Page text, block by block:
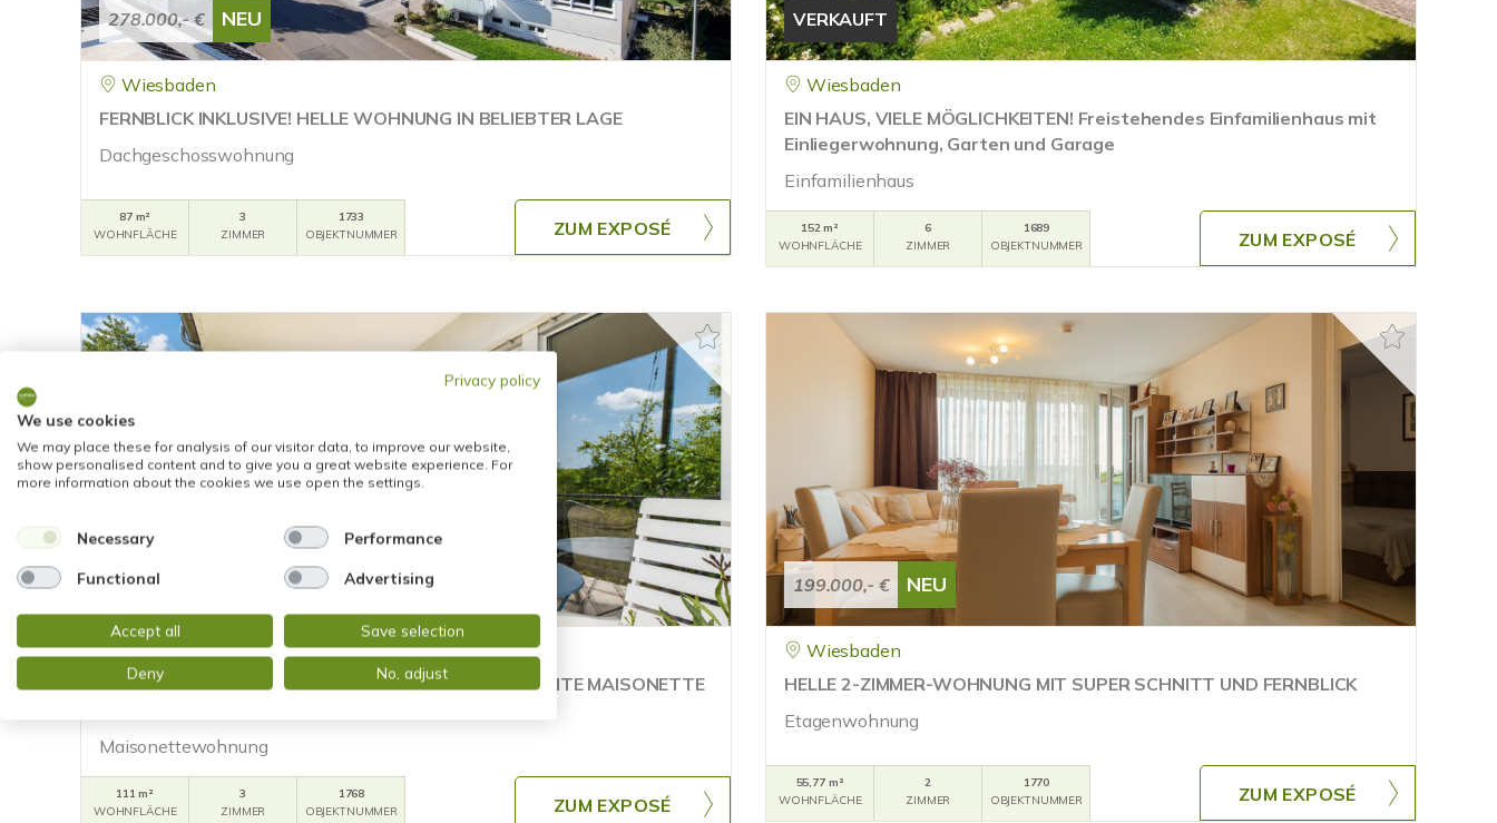
278.000,- € NEU
Wiesbaden
FERNBLICK INKLUSIVE! HELLE WOHNUNG IN BELIEBTER LAGE
Dachgeschosswohnung
87 m²
WOHNFLÄCHE
3
ZIMMER
1733
OBJEKTNUMMER
ZUM EXPOSÉ
VERKAUFT
Wiesbaden
EIN HAUS, VIELE MÖGLICHKEITEN! Freistehendes Einfamilienhaus mit
Einliegerwohnung, Garten und Garage
Einfamilienhaus
152 m²
WOHNFLÄCHE
6
ZIMMER
1689
OBJEKTNUMMER
ZUM EXPOSÉ
475.000,- €
Wiesbaden
RUHIGES WOHNEN MIT BLICK INS GRÜNE - CHARMANTE MAISONETTE
Maisonettewohnung
111 m²
WOHNFLÄCHE
3
ZIMMER
1768
OBJEKTNUMMER
ZUM EXPOSÉ
199.000,- € NEU
Wiesbaden
HELLE 2-ZIMMER-WOHNUNG MIT SUPER SCHNITT UND FERNBLICK
Etagenwohnung
55,77 m²
WOHNFLÄCHE
2
ZIMMER
1770
OBJEKTNUMMER
ZUM EXPOSÉ
Privacy policy
We use cookies
We may place these for analysis of our visitor data, to improve our website,
show personalised content and to give you a great website experience. For
more information about the cookies we use open the settings.
Necessary Performance
Functional Advertising
Accept all Save selection
Deny No, adjust